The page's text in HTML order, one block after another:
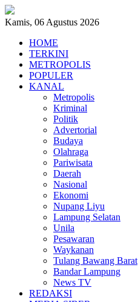
Kamis, 06 Agustus 2026
HOME
TERKINI
METROPOLIS
POPULER
KANAL
Metropolis
Kriminal
Politik
Advertorial
Budaya
Olahraga
Pariwisata
Daerah
Nasional
Ekonomi
Nupang Liyu
Lampung Selatan
Unila
Pesawaran
Waykanan
Tulang Bawang Barat
Bandar Lampung
News TV
REDAKSI